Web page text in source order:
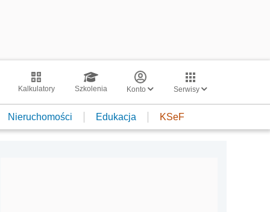
Kalkulatory Szkolenia Konto Serwisy
Nieruchomości Edukacja KSeF